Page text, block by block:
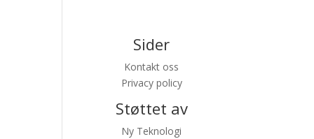
Sider
Kontakt oss
Privacy policy
Støttet av
Ny Teknologi